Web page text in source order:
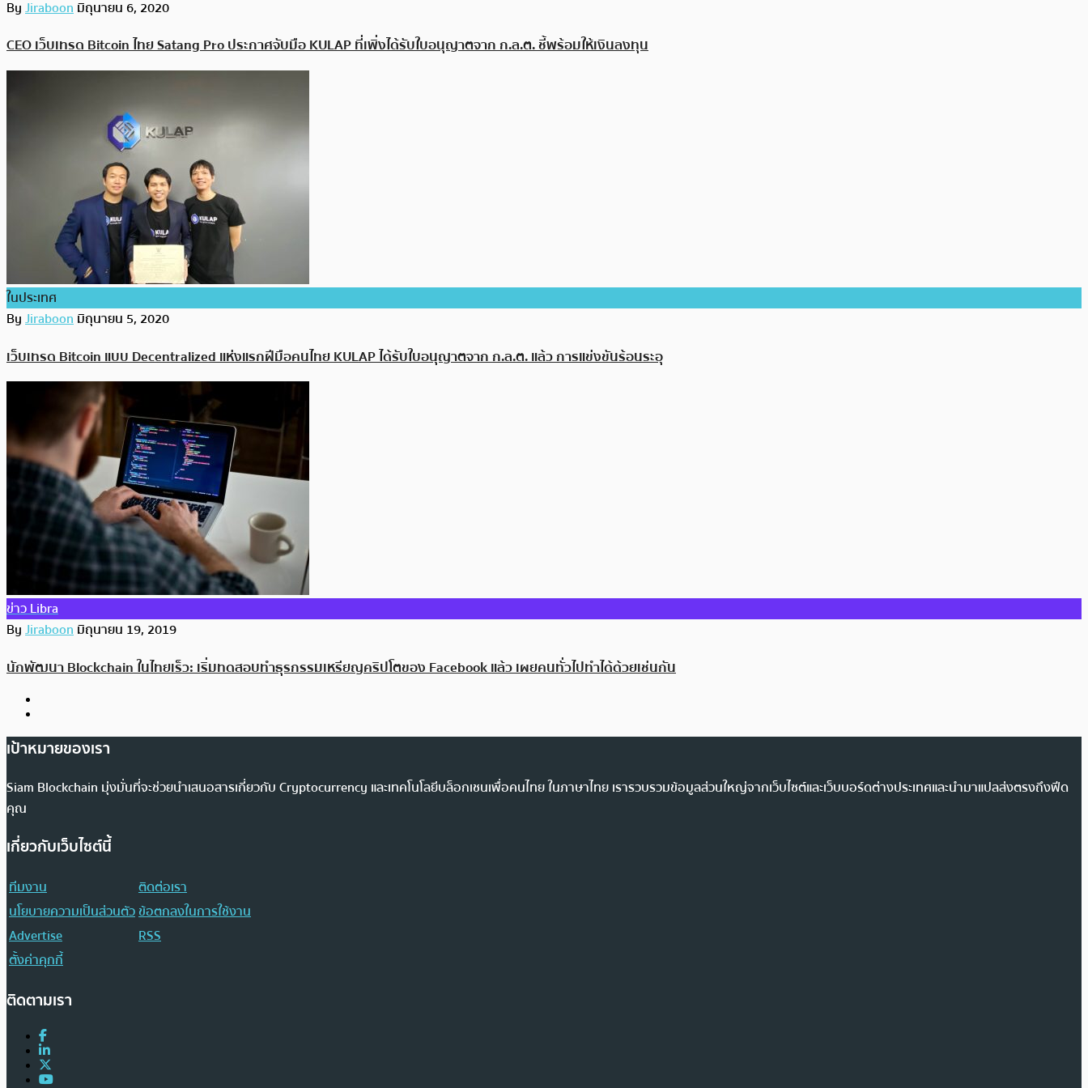
ByJiraboonมิถุนายน 6, 2020
CEO เว็บเทรด Bitcoin ไทย Satang Pro ประกาศจับมือ KULAP ที่เพิ่งได้รับใบอนุญาตจาก ก.ล.ต. ชี้พร้อมให้เงินลงทุน
ในประเทศ
ByJiraboonมิถุนายน 5, 2020
เว็บเทรด Bitcoin แบบ Decentralized แห่งแรกฝีมือคนไทย KULAP ได้รับใบอนุญาตจาก ก.ล.ต. แล้ว การแข่งขันร้อนระอุ
ข่าว Libra
ByJiraboonมิถุนายน 19, 2019
นักพัฒนา Blockchain ในไทยเร็ว: เริ่มทดสอบทำธุรกรรมเหรียญคริปโตของ Facebook แล้ว เผยคนทั่วไปทำได้ด้วยเช่นกัน
เป้าหมายของเรา
Siam Blockchain มุ่งมั่นที่จะช่วยนำเสนอสารเกี่ยวกับ Cryptocurrency และเทคโนโลยีบล็อกเชนเพื่อคนไทย ในภาษาไทย เรารวบรวมข้อมูลส่วนใหญ่จากเว็บไซต์และเว็บบอร์ดต่างประเทศและนำมาแปลส่งตรงถึงฟีด
คุณ
เกี่ยวกับเว็บไซต์นี้
ทีมงาน
ติดต่อเรา
นโยบายความเป็นส่วนตัวข้อตกลงในการใช้งาน
Advertise
RSS
ตั้งค่าคุกกี้
ติดตามเรา